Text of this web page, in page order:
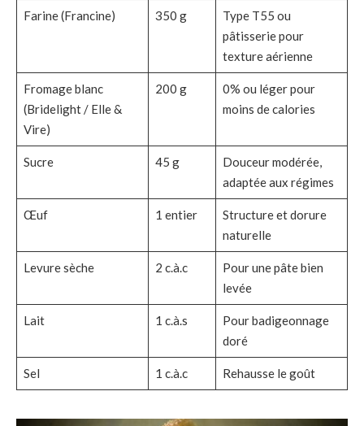
Farine (Francine) 350 g
Type T55 ou
pâtisserie pour
texture aérienne
Fromage blanc
(Bridelight / Elle &
Vire)
200 g
0% ou léger pour
moins de calories
Sucre 45 g
Douceur modérée,
adaptée aux régimes
Œuf 1 entier
Structure et dorure
naturelle
Levure sèche 2 c.à.c
Pour une pâte bien
levée
Lait 1 c.à.s
Pour badigeonnage
doré
Sel 1 c.à.c Rehausse le goût